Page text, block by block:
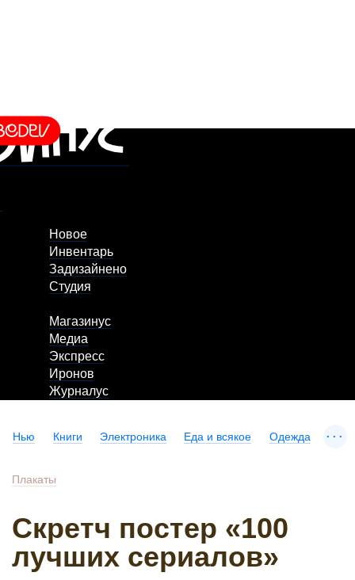
Новое
Инвентарь
Задизайнено
Студия
Магазинус
Медиа
Экспресс
Иронов
Журналус
Нью Книги Электроника Еда и всякое Одежда ...
Плакаты
Скретч постер «100
лучших сериалов»